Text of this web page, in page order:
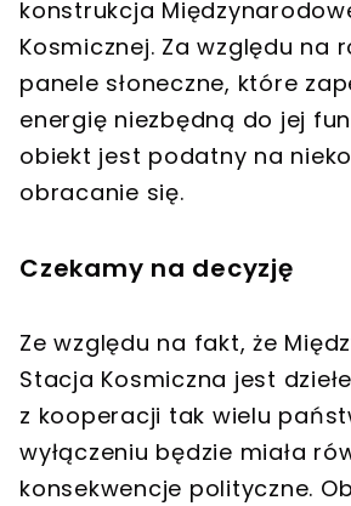
konstrukcja
Kosmicznej. Za względu na
panele słoneczne, które
energię niezbędną do jej
obiekt jest podatny na
obracanie się.
Czekamy na decyzję
Ze względu na fakt, że
Stacja Kosmiczna jest
z kooperacji tak wielu
wyłączeniu będzie miała
konsekwencje polityczne.